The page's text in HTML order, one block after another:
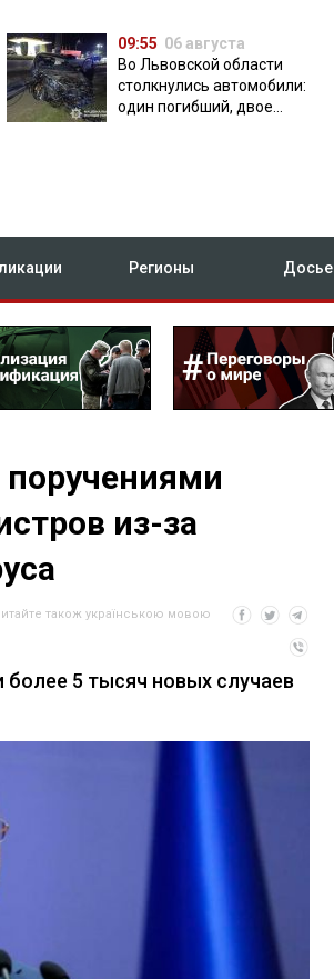
09:55 06 августа
Во Львовской области
столкнулись автомобили:
один погибший, двое
Регионы Досье
из-за
також українською мовою
более 5 тысяч новых случаев